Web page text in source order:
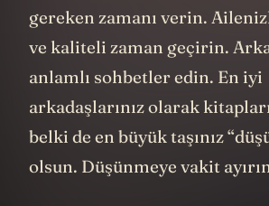
gereken zamanı verin.
ve kaliteli zaman geçirin.
anlamlı sohbetler edin. En iyi
arkadaşlarınız olarak
belki de en büyük taşınız
olsun. Düşünmeye vakit